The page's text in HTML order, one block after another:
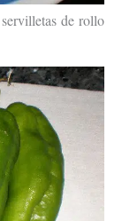
de rollo